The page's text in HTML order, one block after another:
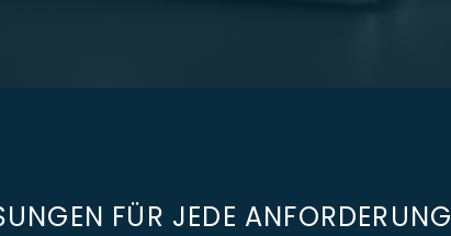
FÜR JEDE ANFORDERUNG